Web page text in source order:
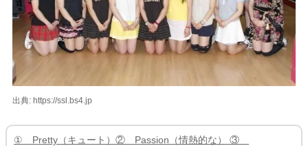
出典: https://ssl.bs4.jp
① Pretty（キュート）② Passion（情熱的な） ③